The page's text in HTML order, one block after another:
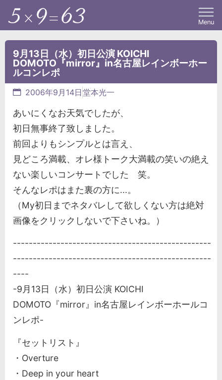
Menu
9月13日（水）初日公演 KOICHI
DOMOTO『mirror』in名古屋レインボーホー
ルコンレポ
2006年9月14日 堂本光一
あいにくなお天気でしたが、
初日無事終了致しました。
前回よりもシンプルとは言え、
見どころ満載、オレ様トーク大満載の笑いの絶え
ない楽しいコンサートでした 笑。
そんなレポはまた裏の方に...。
（My初日までネタバレして欲しくない方は絶対
画像をクリックしないで下さいね。）
--------------------------------------------------
--------------------------------------------------
----
-9月13日（水）初日公演 KOICHI
DOMOTO『mirror』in名古屋レインボーホールコ
ンレポ-
『セットリスト』
・Overture
・Deep in your heart